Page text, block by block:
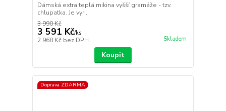
Dámská extra teplá mikina vyšší gramáže - tzv.
chlupatka. Je vyr...
3 990 Kč
3 591 Kč/ks
2 968 Kč bez DPH Skladem
Koupit
Doprava ZDARMA